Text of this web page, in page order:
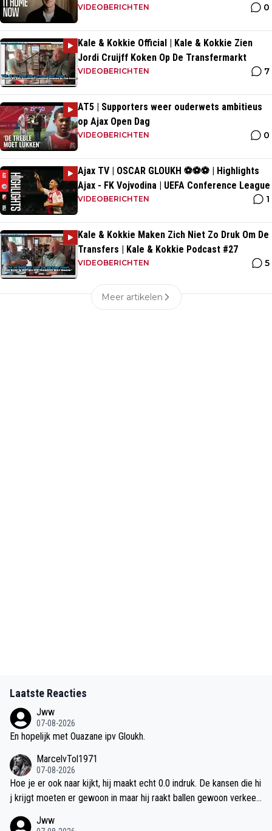
VIDEOBERICHTEN 0
Kale & Kokkie Official | Kale & Kokkie Zien
Jordi Cruijff Koken Op De Transfermarkt
VIDEOBERICHTEN 7
AT5 | Supporters weer ouderwets ambitieus
op Ajax Open Dag
VIDEOBERICHTEN 0
Ajax TV | OSCAR GLOUKH ⚽️⚽️⚽️ | Highlights
Ajax - FK Vojvodina | UEFA Conference League
VIDEOBERICHTEN 1
Kale & Kokkie Maken Zich Niet Zo Druk Om De
Transfers | Kale & Kokkie Podcast #27
VIDEOBERICHTEN 5
Meer artikelen
Laatste Reacties
Jww
07-08-2026
En hopelijk met Ouazane ipv Gloukh.
MarcelvTol1971
07-08-2026
Hoe je er ook naar kijkt, hij maakt echt 0.0 indruk. De kansen die hi
j krijgt moeten er gewoon in maar hij raakt ballen gewoon verkeer
Jww